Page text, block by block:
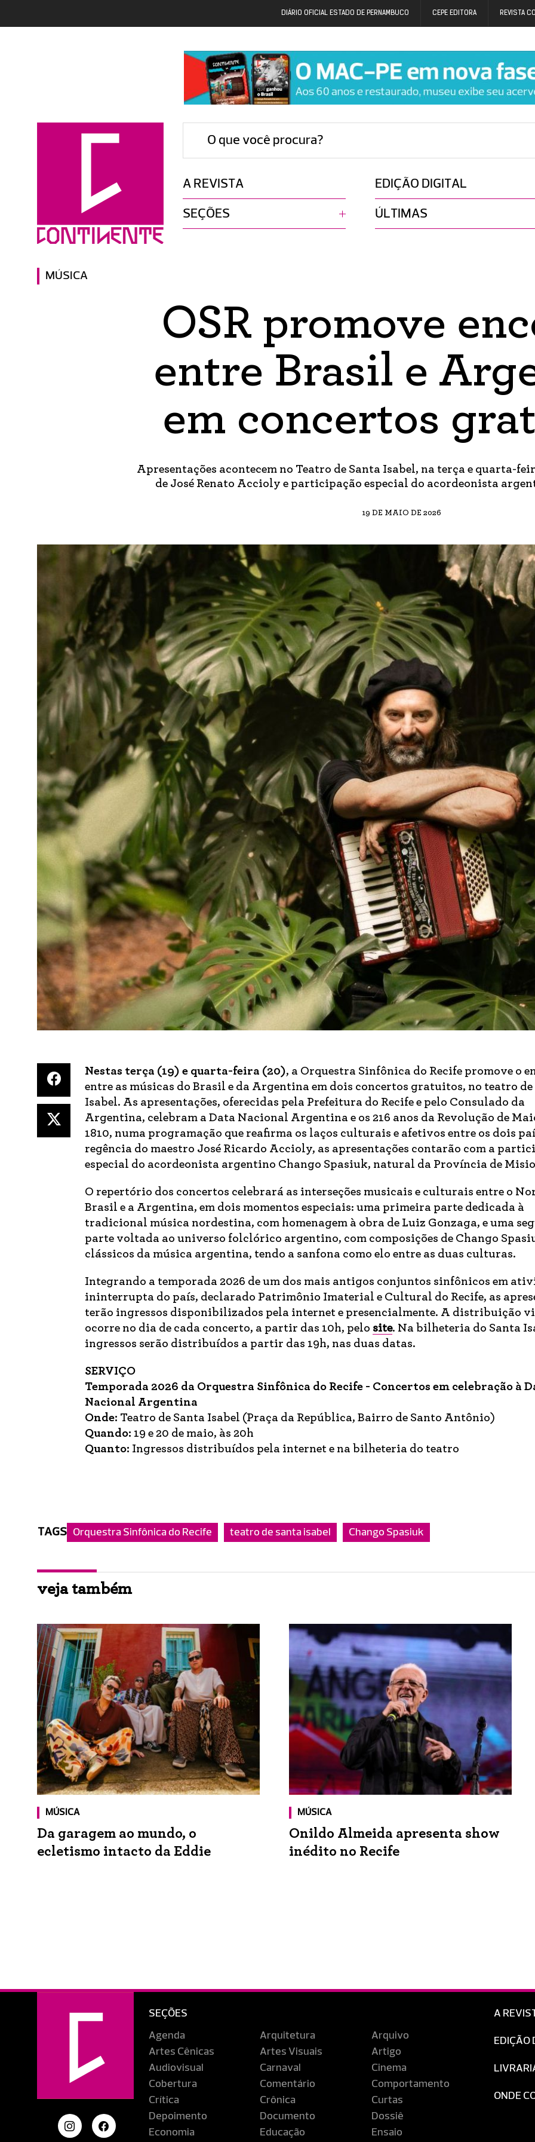
DIÁRIO OFICIAL ESTADO DE PERNAMBUCO CEPE EDITORA REVISTA
O que você procura?
A REVISTA EDIÇÃO DIGITAL
SEÇÕES ÚLTIMAS
MÚSICA
OSR promove
entre Brasil e
em concertos
Apresentações acontecem no Teatro de Santa Isabel, na terça e quarta-
de José Renato Accioly e participação especial do acordeonista
19 DE MAIO DE 2026
Nestas terça (19) e quarta-feira (20), a Orquestra Sinfônica do Recife promove o
entre as músicas do Brasil e da Argentina em dois concertos gratuitos, no teatro de
Isabel. As apresentações, oferecidas pela Prefeitura do Recife e pelo Consulado da
Argentina, celebram a Data Nacional Argentina e os 216 anos da Revolução de
1810, numa programação que reafirma os laços culturais e afetivos entre os dois
regência do maestro José Ricardo Accioly, as apresentações contarão com a
especial do acordeonista argentino Chango Spasiuk, natural da Província de
O repertório dos concertos celebrará as interseções musicais e culturais entre o
Brasil e a Argentina, em dois momentos especiais: uma primeira parte dedicada à
tradicional música nordestina, com homenagem à obra de Luiz Gonzaga, e uma
parte voltada ao universo folclórico argentino, com composições de Chango
clássicos da música argentina, tendo a sanfona como elo entre as duas culturas.
Integrando a temporada 2026 de um dos mais antigos conjuntos sinfônicos em
ininterrupta do país, declarado Patrimônio Imaterial e Cultural do Recife, as
terão ingressos disponibilizados pela internet e presencialmente. A distribuição
ocorre no dia de cada concerto, a partir das 10h, pelo site. Na bilheteria do Santa
ingressos serão distribuídos a partir das 19h, nas duas datas.
SERVIÇO
Temporada 2026 da Orquestra Sinfônica do Recife - Concertos em celebração à
Nacional Argentina
Onde: Teatro de Santa Isabel (Praça da República, Bairro de Santo Antônio)
Quando: 19 e 20 de maio, às 20h
Quanto: Ingressos distribuídos pela internet e na bilheteria do teatro
TAGS Orquestra Sinfônica do Recife teatro de santa isabel Chango Spasiuk
veja também
MÚSICA
Da garagem ao mundo, o
ecletismo intacto da Eddie
MÚSICA
Onildo Almeida apresenta show
inédito no Recife
SEÇÕES
Agenda Arquitetura
Arquivo
Artes Cênicas
Artes Visuais
Artigo
Audiovisual
Carnaval
Cinema
Cobertura
Comentário
Comportamento
Crítica
Crônica
Curtas
Depoimento
Documento
Dossiê
Economia
Educação Ensaio
A
EDIÇÃO
ONDE